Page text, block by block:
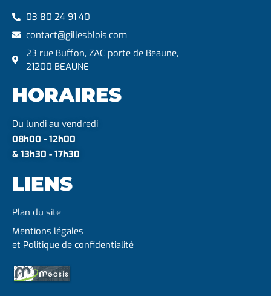
03 80 24 91 40
contact@gillesblois.com
23 rue Buffon, ZAC porte de Beaune,
21200 BEAUNE
HORAIRES
Du lundi au vendredi
08h00 - 12h00
& 13h30 - 17h30
LIENS
Plan du site
Mentions légales
et Politique de confidentialité